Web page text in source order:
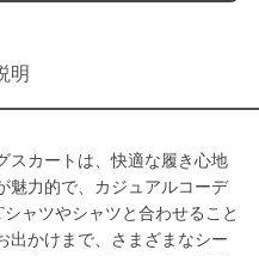
明
スカートは、快適な履き心地
魅力的で、カジュアルコーデ
ャツやシャツと合わせること
出かけまで、さまざまなシー